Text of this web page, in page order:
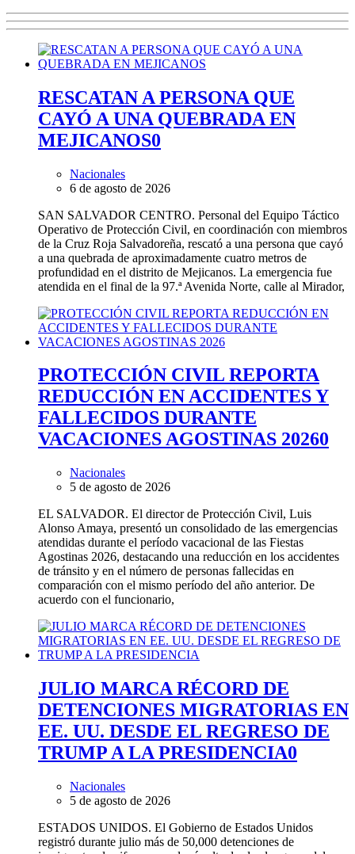
RESCATAN A PERSONA QUE
CAYÓ A UNA QUEBRADA EN
MEJICANOS0
Nacionales
6 de agosto de 2026
SAN SALVADOR CENTRO. Personal del Equipo Táctico
Operativo de Protección Civil, en coordinación con miembros
de la Cruz Roja Salvadoreña, rescató a una persona que cayó
a una quebrada de aproximadamente cuatro metros de
profundidad en el distrito de Mejicanos. La emergencia fue
atendida en el final de la 97.ª Avenida Norte, calle al Mirador,
PROTECCIÓN CIVIL REPORTA
REDUCCIÓN EN ACCIDENTES Y
FALLECIDOS DURANTE
VACACIONES AGOSTINAS 20260
Nacionales
5 de agosto de 2026
EL SALVADOR. El director de Protección Civil, Luis
Alonso Amaya, presentó un consolidado de las emergencias
atendidas durante el período vacacional de las Fiestas
Agostinas 2026, destacando una reducción en los accidentes
de tránsito y en el número de personas fallecidas en
comparación con el mismo período del año anterior. De
acuerdo con el funcionario,
JULIO MARCA RÉCORD DE
DETENCIONES MIGRATORIAS EN
EE. UU. DESDE EL REGRESO DE
TRUMP A LA PRESIDENCIA0
Nacionales
5 de agosto de 2026
ESTADOS UNIDOS. El Gobierno de Estados Unidos
registró durante julio más de 50,000 detenciones de